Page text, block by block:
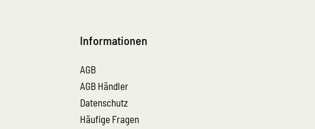
Informationen
AGB
AGB Händler
Datenschutz
Häufige Fragen